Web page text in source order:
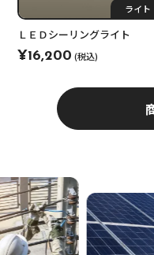
ライト
ＬＥＤシーリングライト
¥16,200 (税込)